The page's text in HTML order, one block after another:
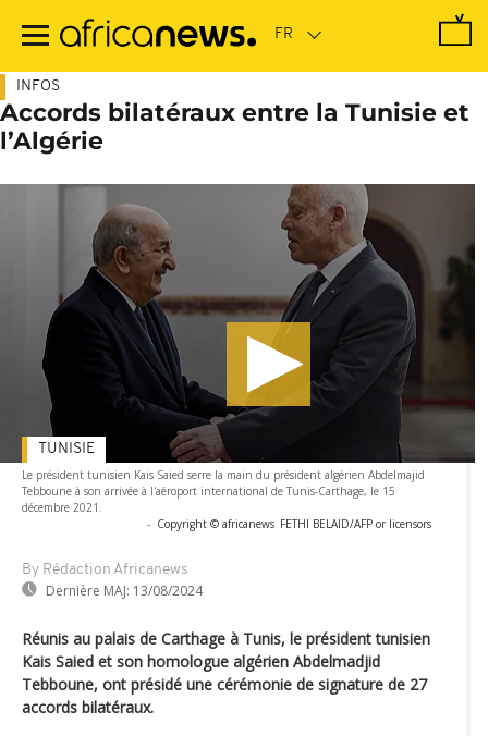
contenu
INFOS
Accords bilatéraux entre la Tunisie et
l’Algérie
Le président tunisien Kais Saied serre la main du président algérien Abdelmajid
Tebboune à son arrivée à l'aéroport international de Tunis-Carthage, le 15
décembre 2021.
- Copyright © africanews FETHI BELAID/AFP or licensors
By Rédaction Africanews
Dernière MAJ: 13/08/2024
TUNISIE
Réunis au palais de Carthage à Tunis, le président tunisien
Kais Saied et son homologue algérien Abdelmadjid
Tebboune, ont présidé une cérémonie de signature de 27
accords bilatéraux.